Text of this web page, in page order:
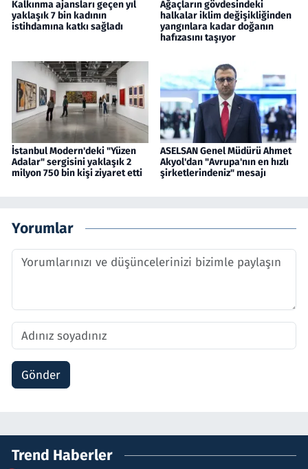
Kalkınma ajansları geçen yıl
yaklaşık 7 bin kadının
istihdamına katkı sağladı
Ağaçların gövdesindeki
halkalar iklim değişikliğinden
yangınlara kadar doğanın
hafızasını taşıyor
İstanbul Modern'deki "Yüzen
Adalar" sergisini yaklaşık 2
milyon 750 bin kişi ziyaret etti
ASELSAN Genel Müdürü Ahmet
Akyol'dan "Avrupa'nın en hızlı
şirketlerindeniz" mesajı
Yorumlar
Gönder
Trend Haberler